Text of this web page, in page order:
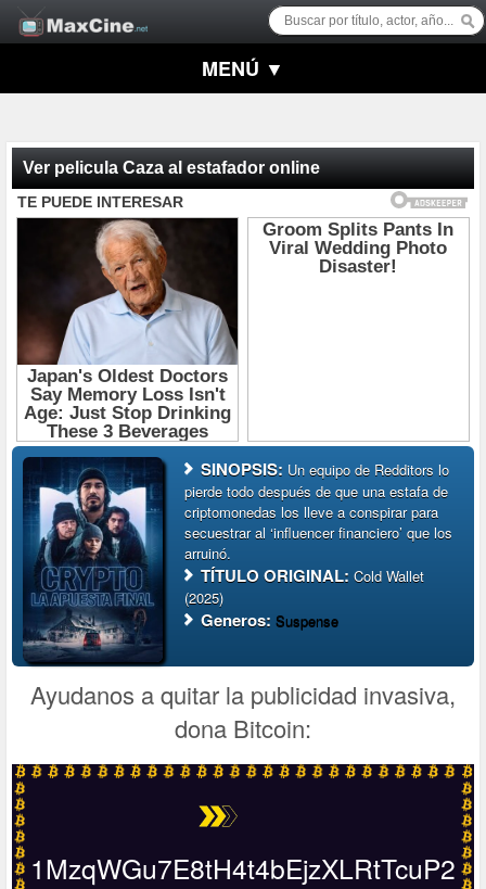
MENÚ ▼
Ver pelicula Caza al estafador online
SINOPSIS: Un equipo de Redditors lo
pierde todo después de que una estafa de
criptomonedas los lleve a conspirar para
secuestrar al ‘influencer financiero’ que los
arruinó.
TÍTULO ORIGINAL:Cold Wallet
(2025)
Generos:Suspense
Ayudanos a quitar la publicidad invasiva,
dona Bitcoin:
1MzqWGu7E8tH4t4bEjzXLRtTcuP2